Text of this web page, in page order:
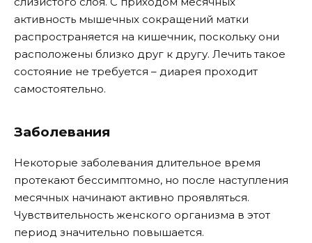
активность мышечных сокращений матки
распространяется на кишечник, поскольку они
расположены близко друг к другу. Лечить такое
состояние не требуется – диарея проходит
самостоятельно.
Заболевания
Некоторые заболевания длительное время
протекают бессимптомно, но после наступления
месячных начинают активно проявляться.
Чувствительность женского организма в этот
период значительно повышается.